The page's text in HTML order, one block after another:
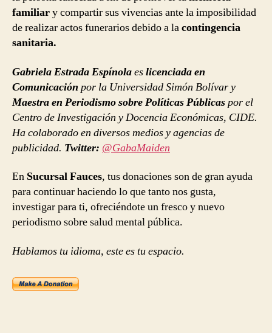
familiary compartir sus vivencias ante la imposibilidad
de realizar actos funerarios debido a lacontingencia
sanitaria.
Gabriela Estrada Espínolaeslicenciada en
Comunicación por la Universidad Simón Bolívar y
Maestra en Periodismo sobre Políticas Públicaspor el
Centro de Investigación y Docencia Económicas, CIDE.
Ha colaborado en diversos medios y agencias de
publicidad. Twitter: @GabaMaiden
En Sucursal Fauces, tus donaciones son de gran ayuda
para continuar haciendo lo que tanto nos gusta,
investigar para ti, ofreciéndote un fresco y nuevo
periodismo sobre salud mental pública.
Hablamos tu idioma, este es tu espacio.